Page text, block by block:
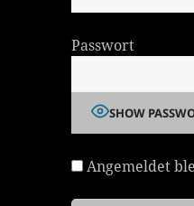
Passwort
SHOW
Angemeldet